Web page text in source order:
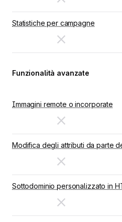
Statistiche per campagne
Funzionalità avanzate
Immagini remote o incorporate
Modifica degli attributi da parte
Sottodominio personalizzato in